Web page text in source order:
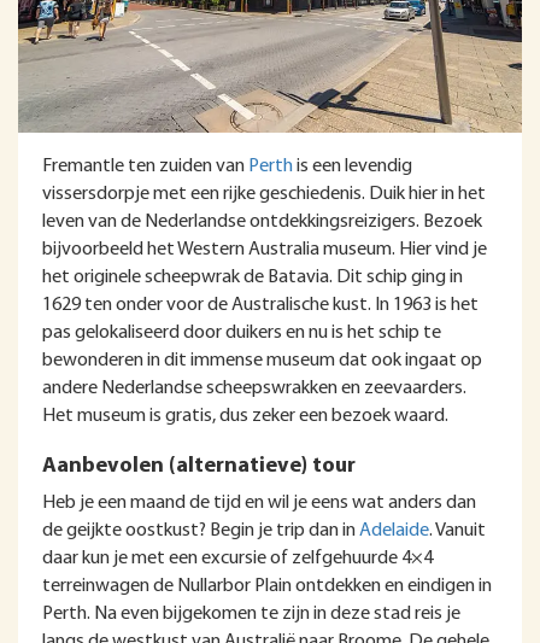
Fremantle ten zuiden van Perthis een levendig
vissersdorpje met een rijke geschiedenis. Duik hier in het
leven van de Nederlandse ontdekkingsreizigers. Bezoek
bijvoorbeeld het Western Australia museum. Hier vind je
het originele scheepwrak de Batavia. Dit schip ging in
1629 ten onder voor de Australische kust. In 1963 is het
pas gelokaliseerd door duikers en nu is het schip te
bewonderen in dit immense museum dat ook ingaat op
andere Nederlandse scheepswrakken en zeevaarders.
Het museum is gratis, dus zeker een bezoek waard.
Aanbevolen (alternatieve) tour
Heb je een maand de tijd en wil je eens wat anders dan
de geijkte oostkust? Begin je trip dan inAdelaide. Vanuit
daar kun je met een excursie of zelfgehuurde 4×4
terreinwagen de Nullarbor Plain ontdekken en eindigen in
Perth. Na even bijgekomen te zijn in deze stad reis je